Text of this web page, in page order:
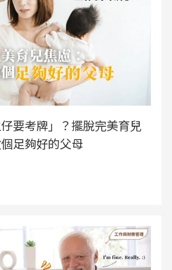
要考牌」？擺脫完美育兒
足夠好的父母